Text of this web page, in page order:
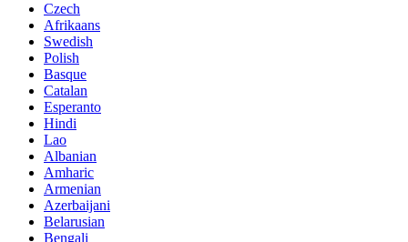
Czech
Afrikaans
Swedish
Polish
Basque
Catalan
Esperanto
Hindi
Lao
Albanian
Amharic
Armenian
Azerbaijani
Belarusian
Bengali